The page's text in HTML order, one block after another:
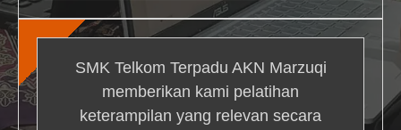
SMK Telkom Terpadu AKN Marzuqi
memberikan kami pelatihan
keterampilan yang relevan secara